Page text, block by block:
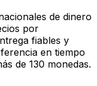
de dinero
por
fiables y
en tiempo
de 130 monedas.